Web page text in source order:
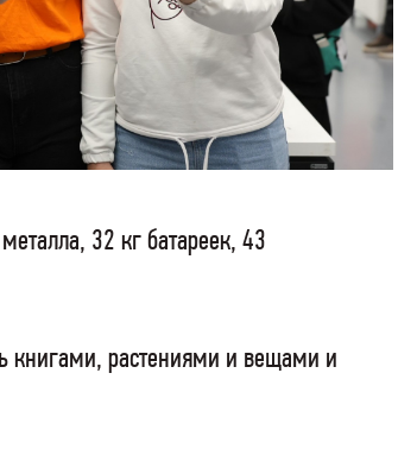
32 кг батареек, 43
книгами, растениями и вещами и